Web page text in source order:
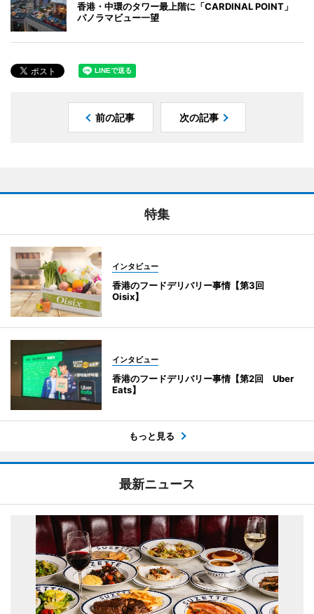
香港・中環のタワー最上階に「CARDINAL POINT」
パノラマビュー一望
前の記事 次の記事
特集
インタビュー
香港のフードデリバリー事情【第3回
Oisix】
インタビュー
香港のフードデリバリー事情【第2回 Uber
Eats】
もっと見る
最新ニュース